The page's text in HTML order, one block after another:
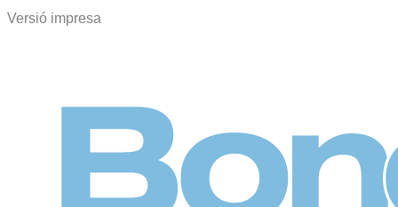
Versió impresa